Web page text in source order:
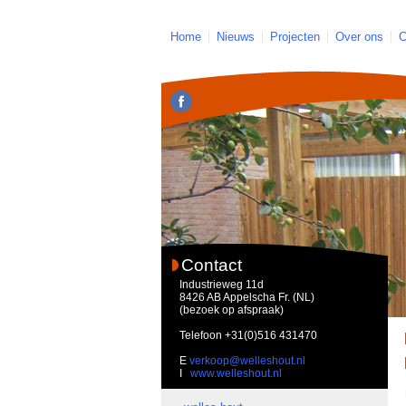
Home Nieuws Projecten Over ons
Contact
Industrieweg 11d
8426 AB Appelscha Fr. (NL)
(bezoek op afspraak)
Telefoon +31(0)516 431470
E verkoop@welleshout.nl
www.welleshout.nl